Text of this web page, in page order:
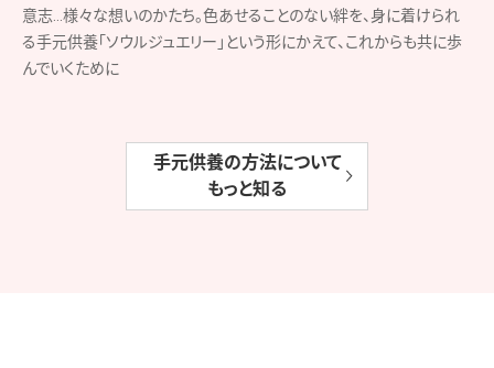
意志…様々な想いのかたち。色あせることのない絆を、身に着けられ
る手元供養「ソウルジュエリー」という形にかえて、これからも共に歩
んでいくために
手元供養の方法について
もっと知る